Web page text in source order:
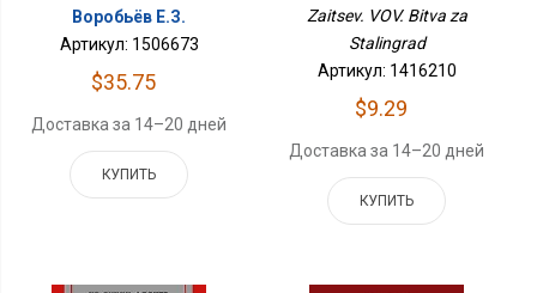
Воробьёв Е.З.
Артикул: 1506673
$35.75
Доставка за 14–20 дней
КУПИТЬ
Zaitsev. VOV. Bitva za
Stalingrad
Артикул: 1416210
$9.29
Доставка за 14–20 дней
КУПИТЬ